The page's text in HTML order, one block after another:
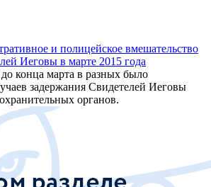
и полицейское вмешательство
Иеговы в марте 2015 года
конца марта в разных было
задержания Свидетелей Иеговы
органов.